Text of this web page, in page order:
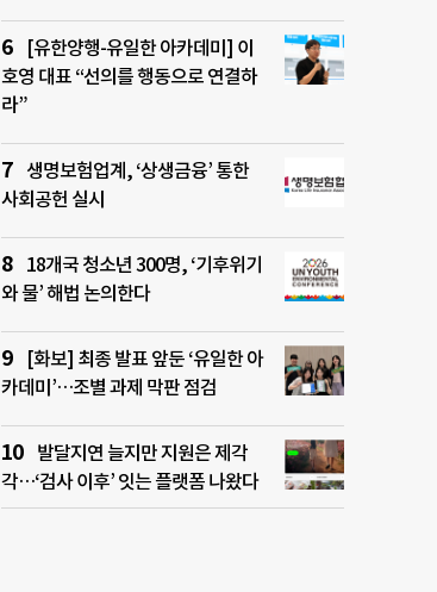
[유한양행-유일한 아카데미] 이
호영 대표 “선의를 행동으로 연결하
라”
생명보험업계, ‘상생금융’ 통한
사회공헌 실시
18개국 청소년 300명, ‘기후위기
와 물’ 해법 논의한다
[화보] 최종 발표 앞둔 ‘유일한 아
카데미’…조별 과제 막판 점검
발달지연 늘지만 지원은 제각
각…‘검사 이후’ 잇는 플랫폼 나왔다